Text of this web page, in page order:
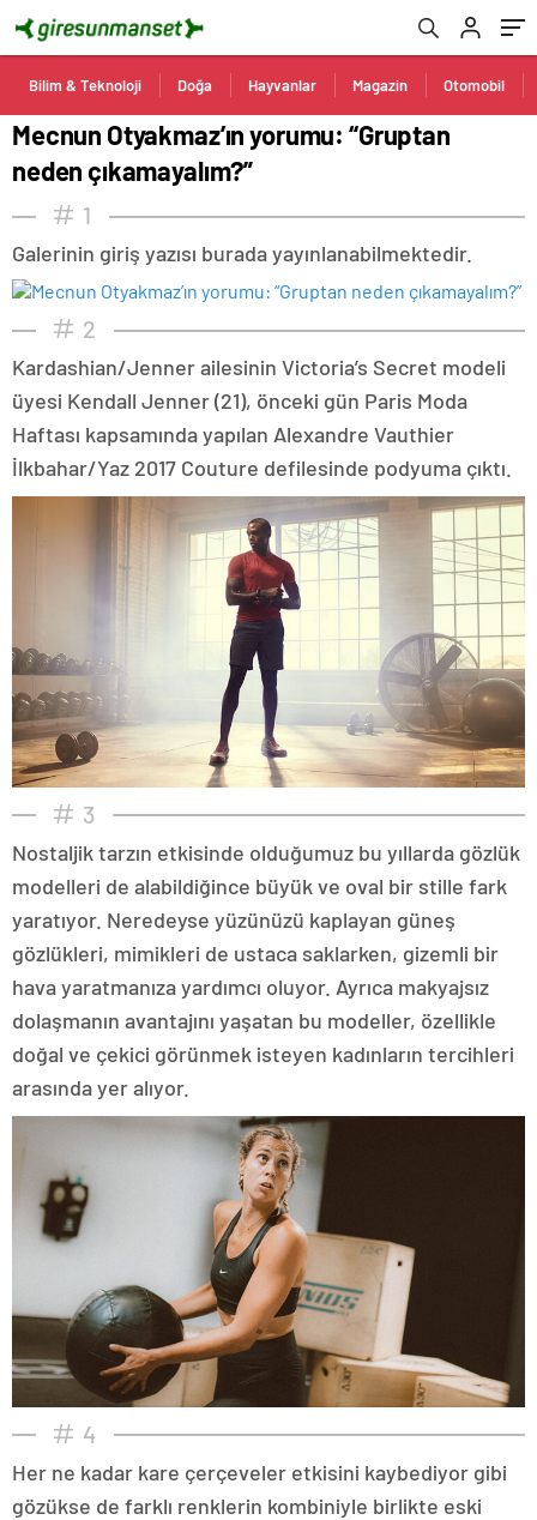
Bilim & Teknoloji Doğa Hayvanlar Magazin Otomobil
Mecnun Otyakmaz’ın yorumu: “Gruptan
neden çıkamayalım?”
1
Galerinin giriş yazısı burada yayınlanabilmektedir.
2
Kardashian/Jenner ailesinin Victoria’s Secret modeli
üyesi Kendall Jenner (21), önceki gün Paris Moda
Haftası kapsamında yapılan Alexandre Vauthier
İlkbahar/Yaz 2017 Couture defilesinde podyuma çıktı.
3
Nostaljik tarzın etkisinde olduğumuz bu yıllarda gözlük
modelleri de alabildiğince büyük ve oval bir stille fark
yaratıyor. Neredeyse yüzünüzü kaplayan güneş
gözlükleri, mimikleri de ustaca saklarken, gizemli bir
hava yaratmanıza yardımcı oluyor. Ayrıca makyajsız
dolaşmanın avantajını yaşatan bu modeller, özellikle
doğal ve çekici görünmek isteyen kadınların tercihleri
arasında yer alıyor.
4
Her ne kadar kare çerçeveler etkisini kaybediyor gibi
gözükse de farklı renklerin kombiniyle birlikte eski